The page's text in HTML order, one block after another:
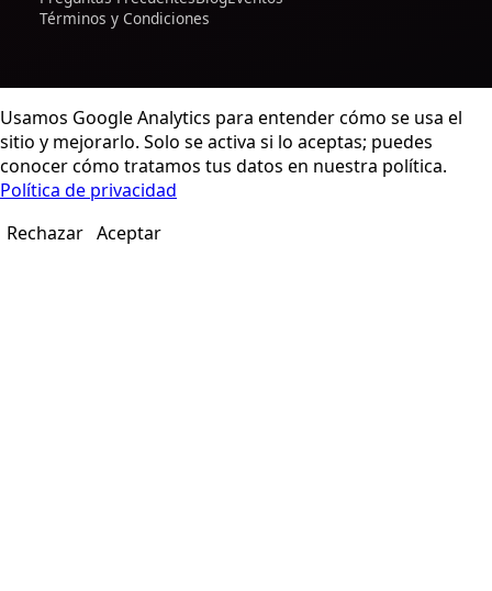
Términos y Condiciones
Usamos Google Analytics para entender cómo se usa el
sitio y mejorarlo. Solo se activa si lo aceptas; puedes
conocer cómo tratamos tus datos en nuestra política.
Política de privacidad
Rechazar Aceptar